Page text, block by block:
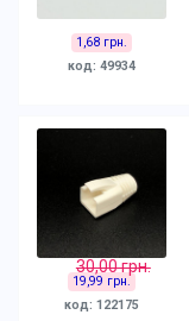
1,68 грн.
код: 49934
30,00 грн.
19,99 грн.
код: 122175